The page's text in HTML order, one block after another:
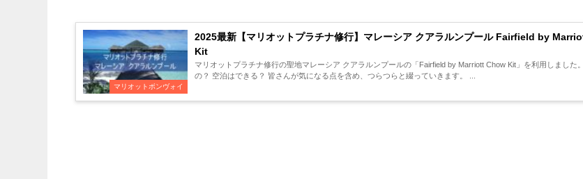
マリオットボンヴォイ
2025最新【マリオットプラチナ修行】マレーシア クアラルンプール Fairfield by
Kit
マリオットプラチナ修行の聖地マレーシア クアラルンプールの「Fairfield by Marriott Chow Kit」を利用しました